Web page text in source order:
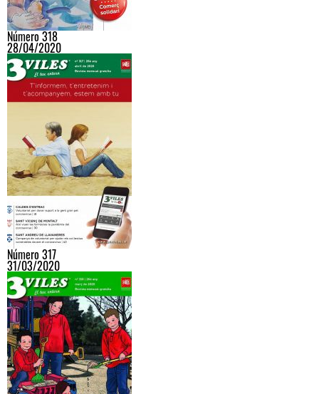
Número 318
28/04/2020
Número 317
31/03/2020